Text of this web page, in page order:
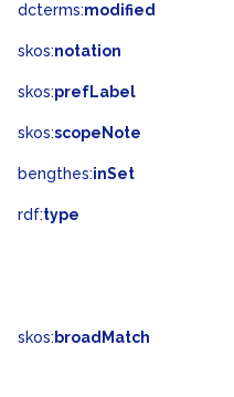
dcterms:modified
skos:notation
skos:prefLabel
skos:scopeNote
bengthes:inSet
rdf:type
skos: broadMatch